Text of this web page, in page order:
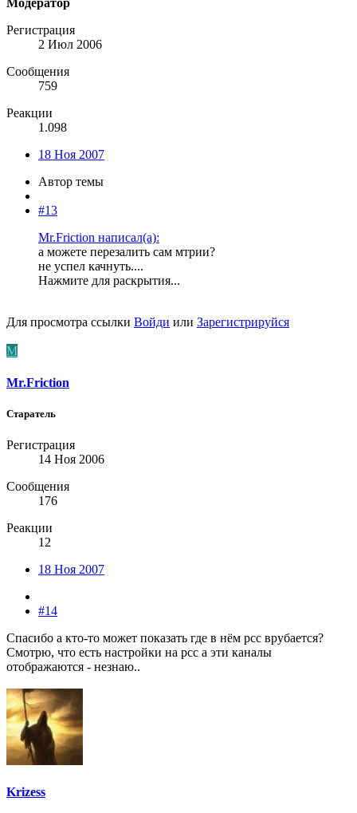
Модератор
Регистрация
2 Июл 2006
Сообщения
759
Реакции
1.098
18 Ноя 2007
Автор темы
#13
Mr.Friction написал(а):
а можете перезалить сам мтрии?
не успел качнуть....
Нажмите для раскрытия...
Для просмотра ссылки Войди или Зарегистрируйся
M
Mr.Friction
Старатель
Регистрация
14 Ноя 2006
Сообщения
176
Реакции
12
18 Ноя 2007
#14
Спасибо а кто-то может показать где в нём рсс врубается?
Смотрю, что есть настройки на рсс а эти каналы
отображаются - незнаю..
Krizess